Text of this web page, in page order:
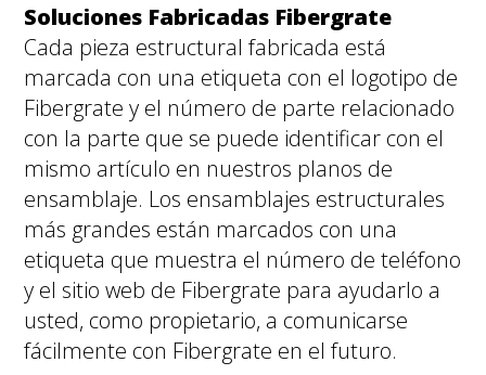
Soluciones Fabricadas Fibergrate
Cada pieza estructural fabricada está
marcada con una etiqueta con el logotipo de
Fibergrate y el número de parte relacionado
con la parte que se puede identificar con el
mismo artículo en nuestros planos de
ensamblaje. Los ensamblajes estructurales
más grandes están marcados con una
etiqueta que muestra el número de teléfono
y el sitio web de Fibergrate para ayudarlo a
usted, como propietario, a comunicarse
fácilmente con Fibergrate en el futuro.